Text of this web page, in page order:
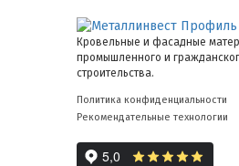
Кровельные и фасадные
промышленного и
строительства.
Политика конфиденциальности
Рекомендательные технологии